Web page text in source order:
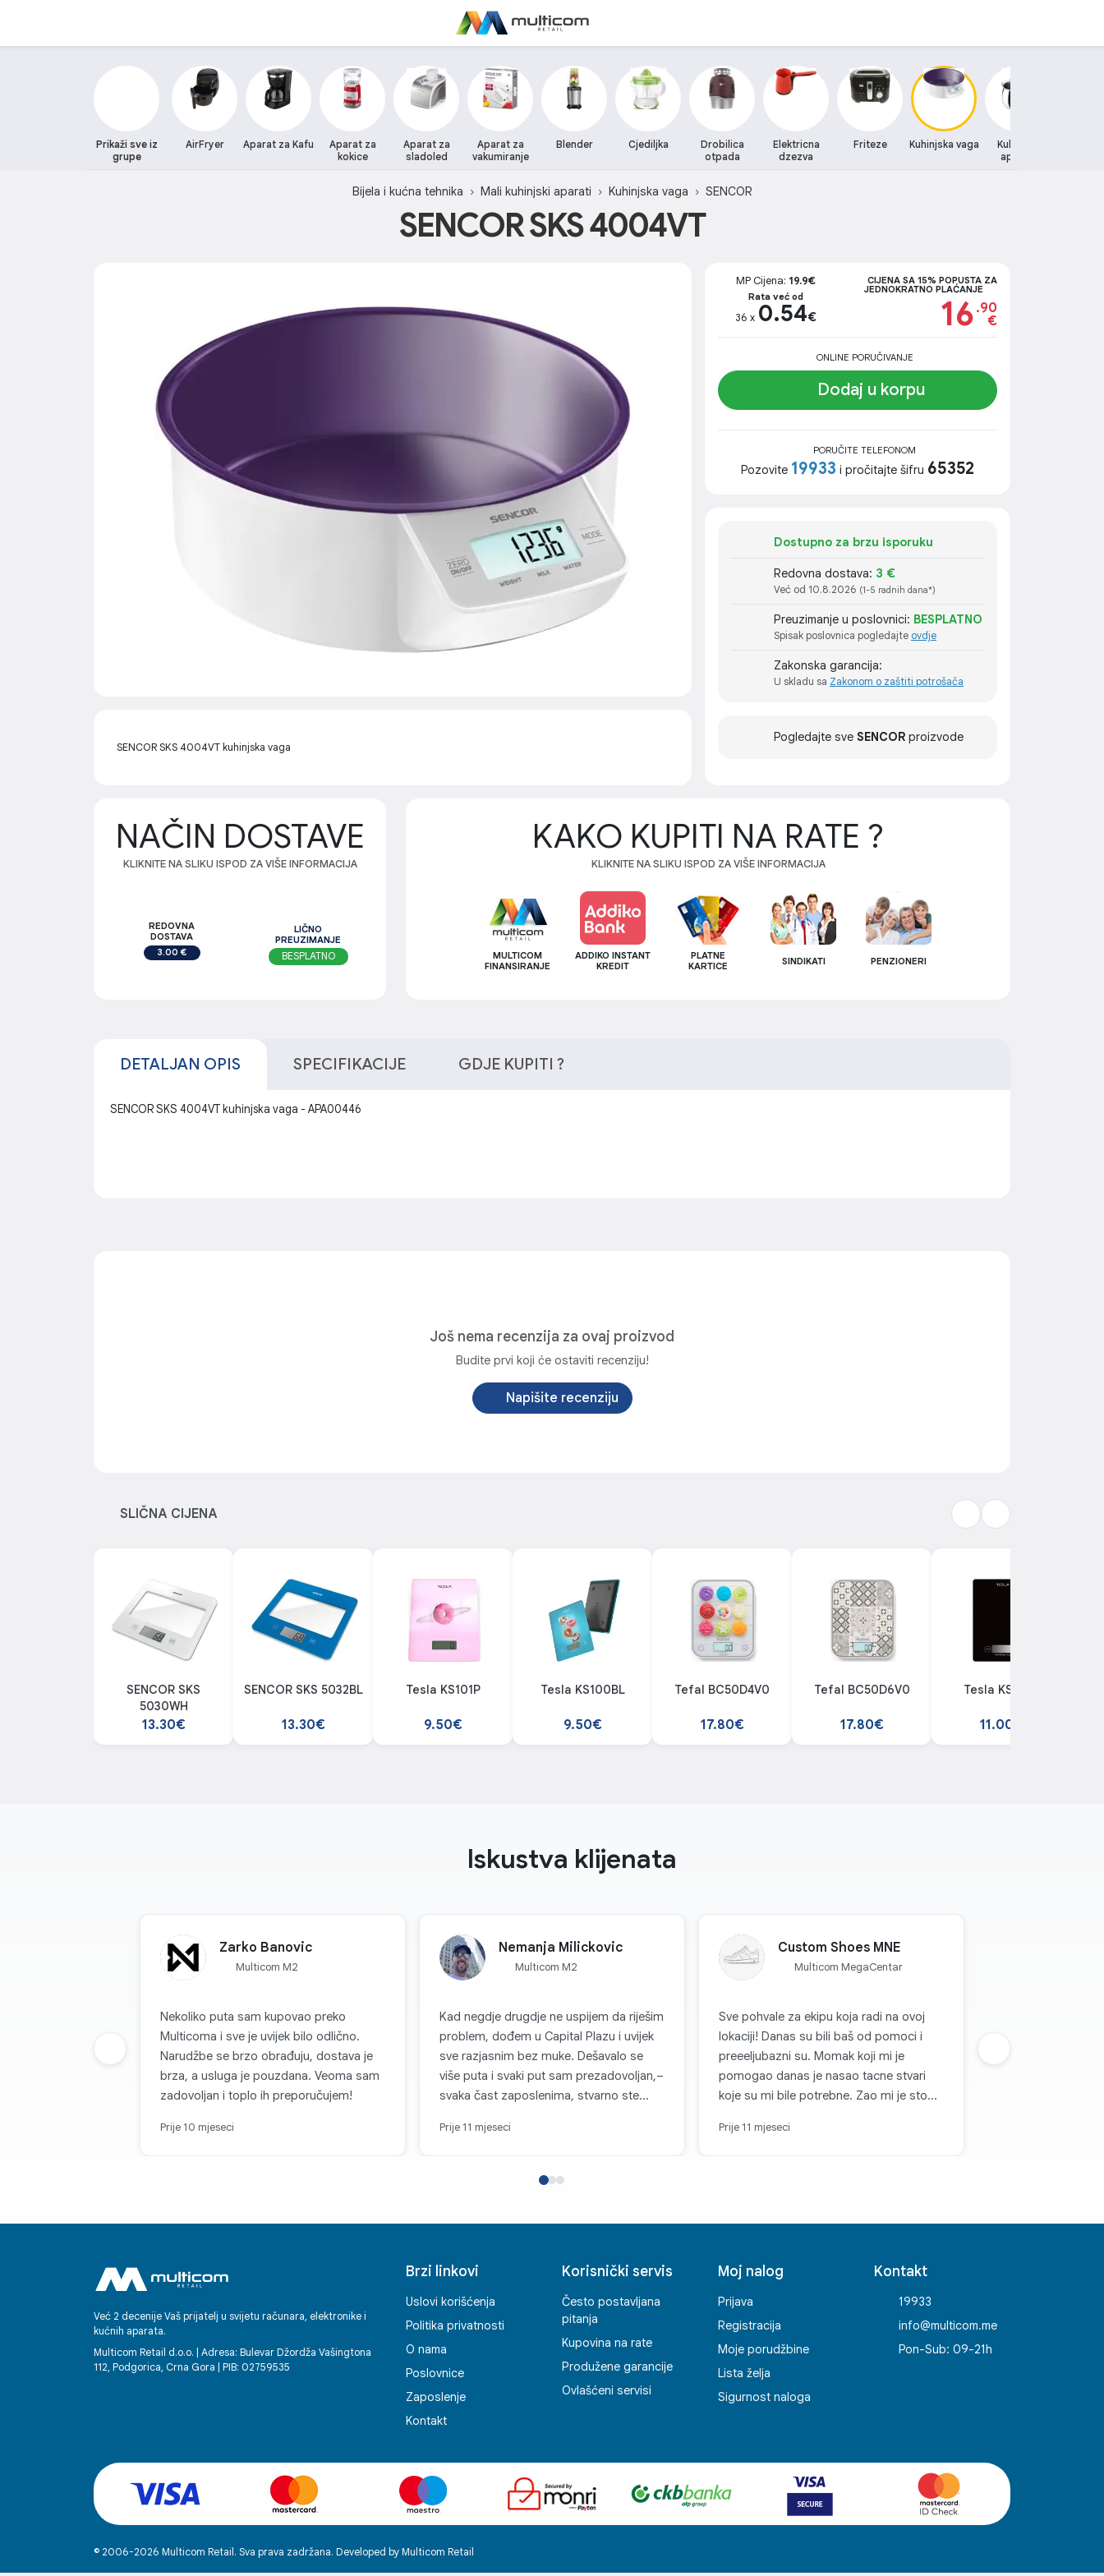
Prikaži sve iz
grupe
AirFryer Aparat za Kafu
Aparat za
kokice
Aparat za
sladoled
Aparat za
vakumiranje
Blender Cjediljka
Drobilica
otpada
Elektricna
dzezva
Friteze Kuhinjska vaga
Kuhinjski
aparati
Bijela i kućna tehnika Mali kuhinjski aparati Kuhinjska vaga SENCOR
SENCOR SKS 4004VT
SENCOR SKS 4004VT kuhinjska vaga
MP Cijena: 19.9€
Rata već od
36 x 0.54€
CIJENA SA 15% POPUSTA ZA
JEDNOKRATNO PLAĆANJE
16 .90
€
ONLINE PORUČIVANJE
Dodaj u korpu
PORUČITE TELEFONOM
Pozovite 19933 i pročitajte šifru 65352
Dostupno za brzu isporuku
Redovna dostava: 3 €
Već od 10.8.2026 (1-5 radnih dana*)
Preuzimanje u poslovnici: BESPLATNO
Spisak poslovnica pogledajte ovdje
Zakonska garancija:
U skladu sa Zakonom o zaštiti potrošača
Pogledajte sve SENCOR proizvode
NAČIN DOSTAVE
KLIKNITE NA SLIKU ISPOD ZA VIŠE INFORMACIJA
REDOVNA
DOSTAVA
3.00 €
LIČNO
PREUZIMANJE
BESPLATNO
KAKO KUPITI NA RATE ?
KLIKNITE NA SLIKU ISPOD ZA VIŠE INFORMACIJA
MULTICOM
FINANSIRANJE
ADDIKO INSTANT
KREDIT
PLATNE
KARTICE
SINDIKATI PENZIONERI
DETALJAN OPIS SPECIFIKACIJE GDJE KUPITI ?
SENCOR SKS 4004VT kuhinjska vaga - APA00446
Još nema recenzija za ovaj proizvod
Budite prvi koji će ostaviti recenziju!
Napišite recenziju
SLIČNA CIJENA
SENCOR SKS
5030WH
13.30€
SENCOR SKS 5032BL
13.30€
Tesla KS101P
9.50€
Tesla KS100BL
9.50€
Tefal BC50D4V0
17.80€
Tefal BC50D6V0
17.80€
Tesla KS201B
11.00€
Iskustva klijenata
Zarko Banovic
Multicom M2
Nekoliko puta sam kupovao preko
Multicoma i sve je uvijek bilo odlično.
Narudžbe se brzo obrađuju, dostava je
brza, a usluga je pouzdana. Veoma sam
zadovoljan i toplo ih preporučujem!
Prije 10 mjeseci
Nemanja Milickovic
Multicom M2
Kad negdje drugdje ne uspijem da riješim
problem, dođem u Capital Plazu i uvijek
sve razjasnim bez muke. Dešavalo se
više puta i svaki put sam prezadovoljan,–
svaka čast zaposlenima, stvarno ste
Prije 11 mjeseci
Custom Shoes MNE
Multicom MegaCentar
Sve pohvale za ekipu koja radi na ovoj
lokaciji! Danas su bili baš od pomoci i
preeeljubazni su. Momak koji mi je
pomogao danas je nasao tacne stvari
koje su mi bile potrebne. Zao mi je sto
Prije 11 mjeseci
Prethodna grupa
Već 2 decenije Vaš prijatelj u svijetu računara, elektronike i
kućnih aparata.
Multicom Retail d.o.o. | Adresa: Bulevar Džordža Vašingtona
112, Podgorica, Crna Gora | PIB: 02759535
Brzi linkovi
Uslovi korišćenja
Politika privatnosti
O nama
Poslovnice
Zaposlenje
Kontakt
Korisnički servis
Često postavljana
pitanja
Kupovina na rate
Produžene garancije
Ovlašćeni servisi
Moj nalog
Prijava
Registracija
Moje porudžbine
Lista želja
Sigurnost naloga
Kontakt
19933
info@multicom.me
Pon-Sub: 09-21h
© 2006-2026 Multicom Retail. Sva prava zadržana. Developed by Multicom Retail